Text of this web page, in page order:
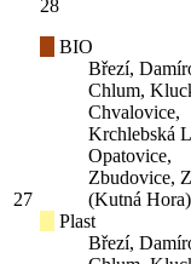
27
28
BIO
Březí,
Chlum,
Chvalovice,
Krchlebská
Opatovice,
Zbudovice,
(Kutná Hora)
Plast
Březí,